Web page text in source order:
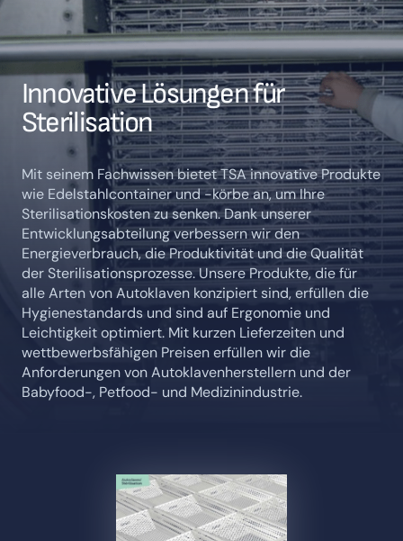
Innovative Lösungen für
Sterilisation
Mit seinem Fachwissen bietet TSA innovative Produkte
wie Edelstahlcontainer und -körbe an, um Ihre
Sterilisationskosten zu senken. Dank unserer
Entwicklungsabteilung verbessern wir den
Energieverbrauch, die Produktivität und die Qualität
der Sterilisationsprozesse. Unsere Produkte, die für
alle Arten von Autoklaven konzipiert sind, erfüllen die
Hygienestandards und sind auf Ergonomie und
Leichtigkeit optimiert. Mit kurzen Lieferzeiten und
wettbewerbsfähigen Preisen erfüllen wir die
Anforderungen von Autoklavenherstellern und der
Babyfood-, Petfood- und Medizinindustrie.